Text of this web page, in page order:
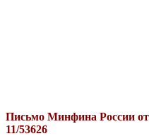
Письмо Минфина России от
11/53626